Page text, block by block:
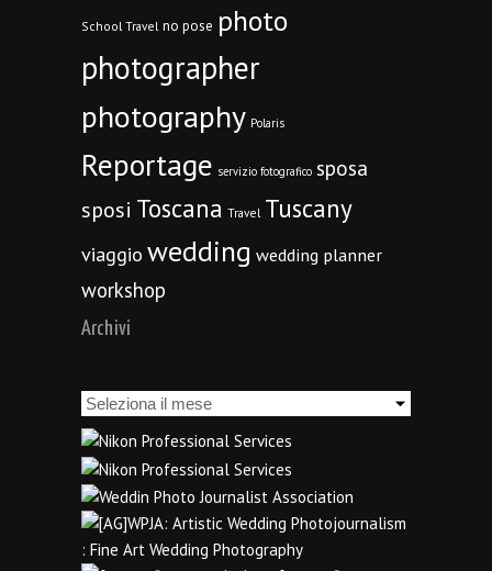
School Travel no pose photo
photographer
photography Polaris
Reportage servizio fotografico sposa
sposi Toscana Travel Tuscany
viaggio wedding wedding planner
workshop
Archivi
Archivi